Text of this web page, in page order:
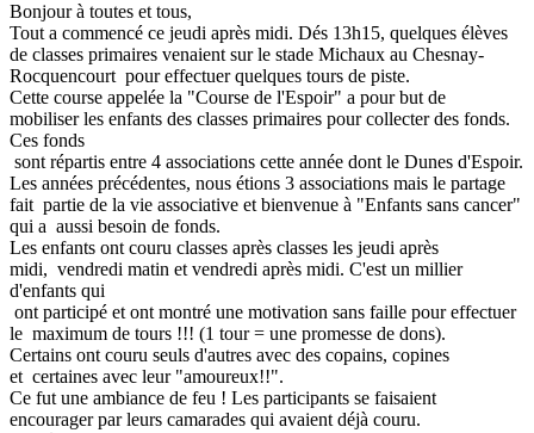
Bonjour à toutes et tous,
Tout a commencé ce jeudi après midi. Dés 13h15, quelques élèves
de classes primaires venaient sur le stade Michaux au Chesnay-
Rocquencourt pour effectuer quelques tours de piste.
Cette course appelée la "Course de l'Espoir" a pour but de
mobiliser les enfants des classes primaires pour collecter des fonds.
Ces fonds
sont répartis entre 4 associations cette année dont le Dunes d'Espoir.
Les années précédentes, nous étions 3 associations mais le partage
fait partie de la vie associative et bienvenue à "Enfants sans cancer"
qui a aussi besoin de fonds.
Les enfants ont couru classes après classes les jeudi après
midi, vendredi matin et vendredi après midi. C'est un millier
d'enfants qui
ont participé et ont montré une motivation sans faille pour effectuer
le maximum de tours !!! (1 tour = une promesse de dons).
Certains ont couru seuls d'autres avec des copains, copines
et certaines avec leur "amoureux!!".
Ce fut une ambiance de feu ! Les participants se faisaient
encourager par leurs camarades qui avaient déjà couru.